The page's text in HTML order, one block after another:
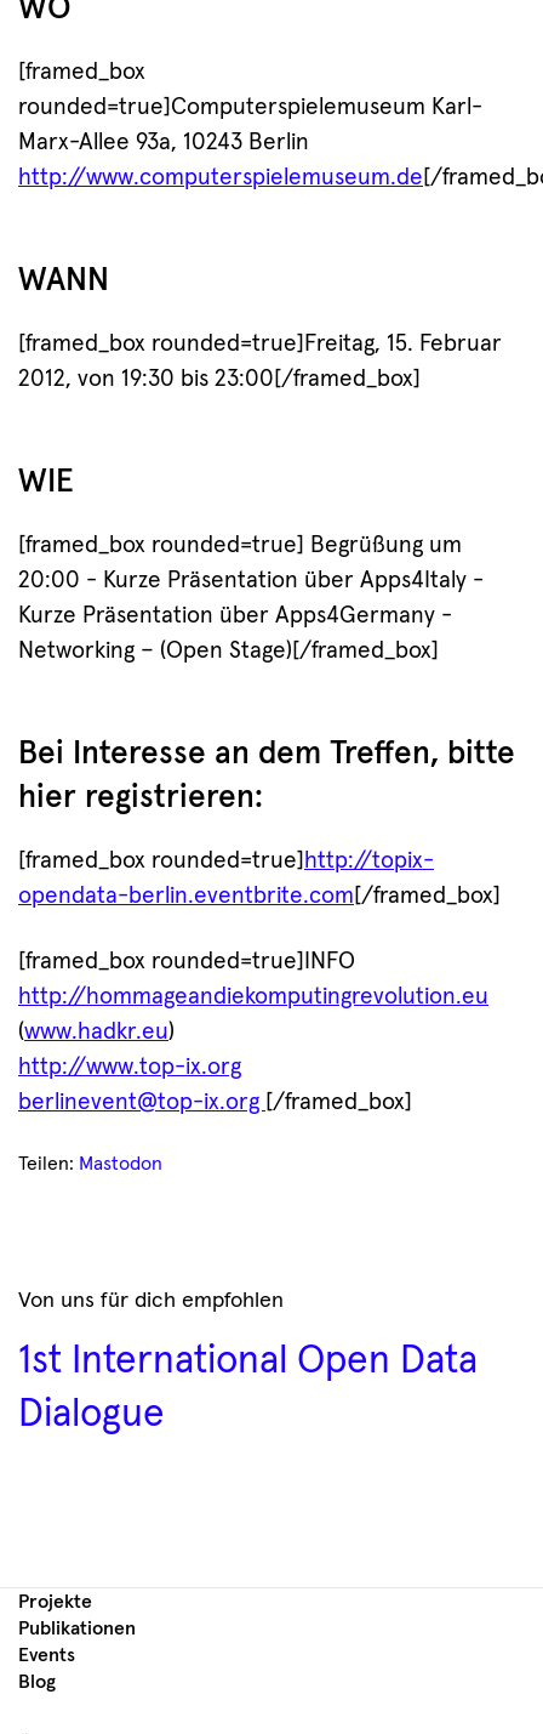
WO
[framed_box
rounded=true]Computerspielemuseum Karl-
Marx-Allee 93a, 10243 Berlin
http://www.computerspielemuseum.de [/
WANN
[framed_box rounded=true]Freitag, 15. Februar
2012, von 19:30 bis 23:00[/framed_box]
WIE
[framed_box rounded=true] Begrüßung um
20:00 - Kurze Präsentation über Apps4Italy -
Kurze Präsentation über Apps4Germany -
Networking – (Open Stage)[/framed_box]
Bei Interesse an dem Treffen, bitte
hier registrieren:
[framed_box rounded=true] http://topix-
opendata-berlin.eventbrite.com [/framed_box]
[framed_box rounded=true]INFO
http://hommageandiekomputingrevolution.eu
(www.hadkr.eu)
http://www.top-ix.org
berlinevent@top-ix.org [/framed_box]
Teilen: Mastodon
Von uns für dich empfohlen
1st International Open Data
Dialogue
Projekte
Publikationen
Events
Blog